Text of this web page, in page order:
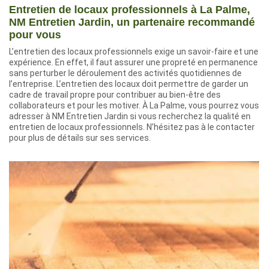
Entretien de locaux professionnels à La Palme,
NM Entretien Jardin, un partenaire recommandé
pour vous
L’entretien des locaux professionnels exige un savoir-faire et une
expérience. En effet, il faut assurer une propreté en permanence
sans perturber le déroulement des activités quotidiennes de
l’entreprise. L’entretien des locaux doit permettre de garder un
cadre de travail propre pour contribuer au bien-être des
collaborateurs et pour les motiver. À La Palme, vous pourrez vous
adresser à NM Entretien Jardin si vous recherchez la qualité en
entretien de locaux professionnels. N’hésitez pas à le contacter
pour plus de détails sur ses services.